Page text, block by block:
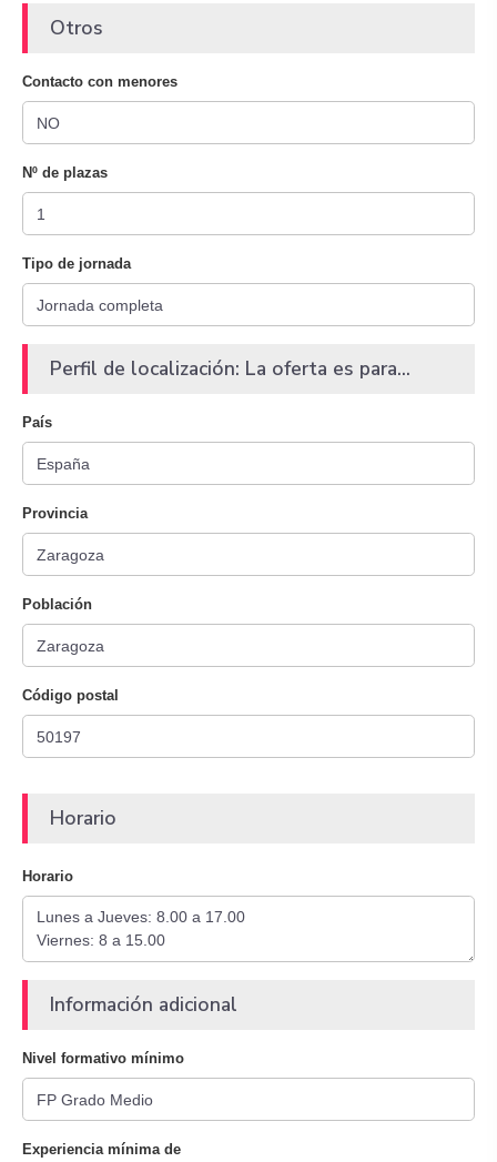
Otros
Contacto con menores
Nº de plazas
Tipo de jornada
Perfil de localización: La oferta es para...
País
Provincia
Población
Código postal
Horario
Horario
Información adicional
Nivel formativo mínimo
Experiencia mínima de